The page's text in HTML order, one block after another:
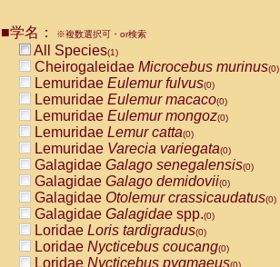
CebidaeCebus nigrivittatus
CebidaeCebus
CebidaeSaimiri boliviensis(0)
CebidaeSaimiri sciureus(0)
AtelidaeAlouatta caraya(0)
AtelidaeAlouatta fusca(0)
AtelidaeAlouatta seniculus
AtelidaeAlouattaspp.(0)
AtelidaeAteles belzebuth(0)
AtelidaeAteles geoffroyi(0)
AtelidaeAteles paniscus(0)
AtelidaeAtelesspp.(0)
Atelidae Lagothrix lagothricha
AtelidaeLagothrix lagothricha cana
PitheciidaeCacajao calvus rubicundus
■学名： ※複数選択可・or検索
All Species(1)
Cheirogaleidae Microcebus murinus(0)
Lemuridae Eulemur fulvus(0)
Lemuridae Eulemur macaco(0)
Lemuridae Eulemur mongoz(0)
Lemuridae Lemur catta(0)
Lemuridae Varecia variegata(0)
Galagidae Galago senegalensis(0)
Galagidae Galago demidovii(0)
Galagidae Otolemur crassicaudatus(0)
Galagidae Galagidae spp.(0)
Loridae Loris tardigradus(0)
Loridae Nycticebus coucang(0)
Loridae Nycticebus pygmaeus(0)